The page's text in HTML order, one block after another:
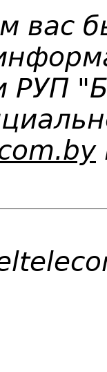
вас
РУП